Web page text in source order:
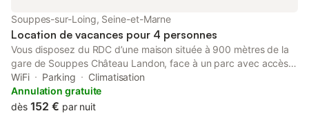
Souppes-sur-Loing, Seine-et-Marne
Location de vacances pour 4 personnes
Vous disposez du RDC d’une maison située à 900 mètres de la
gare de Souppes Château Landon, face à un parc avec accès
rapide à la D607. A l’intérieur, une salle de séjour avec TV et
box, 2 chambres avec 4 couchages (2 lits une place et un lit 2
places), une cuisine équipée avec micro ondes, four, lave
WiFi Parking
Climatisation
Annulation gratuite
dès 152 € par nuit